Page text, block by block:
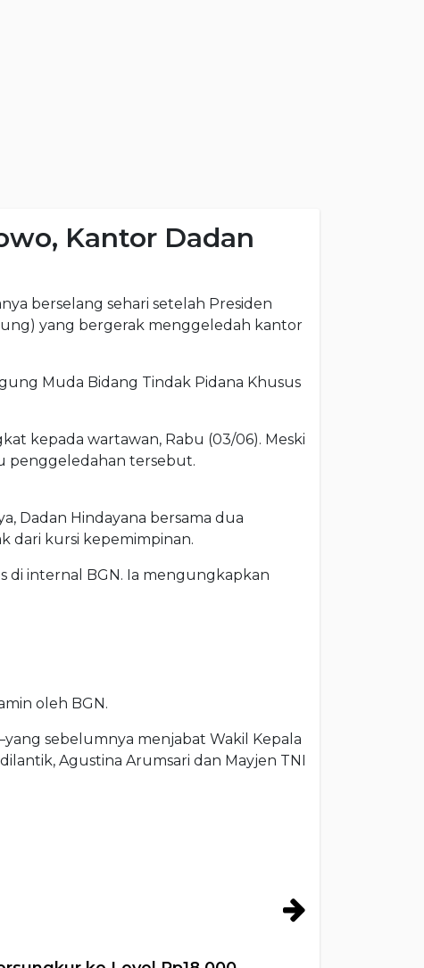
Kantor Dadan
berselang sehari setelah Presiden
yang bergerak menggeledah kantor
Muda Bidang Tindak Pidana Khusus
kepada wartawan, Rabu (03/06). Meski
penggeledahan tersebut.
Dadan Hindayana bersama dua
dari kursi kepemimpinan.
di internal BGN. Ia mengungkapkan
oleh BGN.
sebelumnya menjabat Wakil Kepala
Agustina Arumsari dan Mayjen TNI